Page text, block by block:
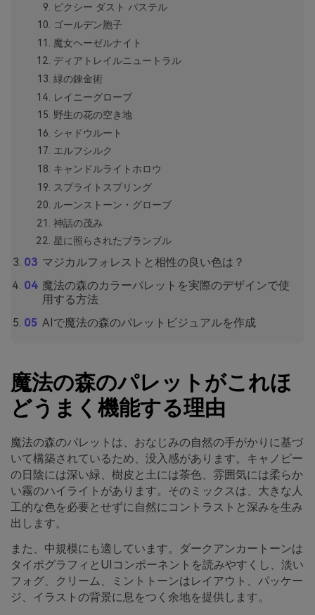
ピクシー ダスト パステル
ゴールデン胞子
魔女ヘーゼルナイト
ディアトレイルニュートラル
緑の錬金術
レイニーグローブ
野生の花の空き地
シャドウルート
エルフシルク
キャンドルライトホロウ
スプライトスプリング
ルーンストーン・グローブ
神話の茂み
星に照らされたブランブル
マジカルフォレストと相性の良い色は？
魔法の森のカラーパレットを実際のデザインで使
用する方法
AIで魔法の森のパレットビジュアルを作成
魔法の森のパレットがこれほ
どうまく機能する理由
魔法の森のパレットは、おなじみの自然の手がかりに基づ
いて構築されているため、没入感があります。キャノピー
の日陰には深い緑、樹皮と土には茶色、雰囲気には柔らか
い霧のハイライトがあります。そのミックスは、大きな人
工的な色を必要とせずに自然にコントラストと深みを生み
出します。
また、中規模にも適しています。ダークアンカートーンは
タイポグラフィとUIコンポーネントを読みやすくし、淡い
フォグ、クリーム、ミントトーンはレイアウト、パッケー
ジ、イラストの背景に息をつく余地を提供します。